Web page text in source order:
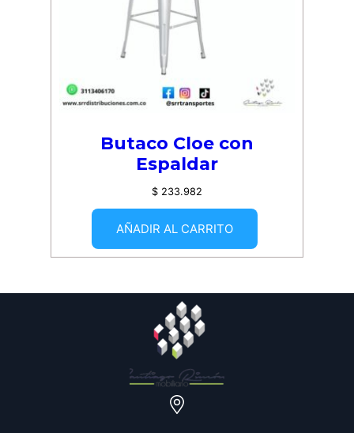
Butaco Cloe con
Espaldar
$ 233.982
AÑADIR AL CARRITO